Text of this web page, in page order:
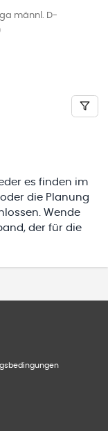
männl. D-
es finden im
die Planung
Wende
der für die